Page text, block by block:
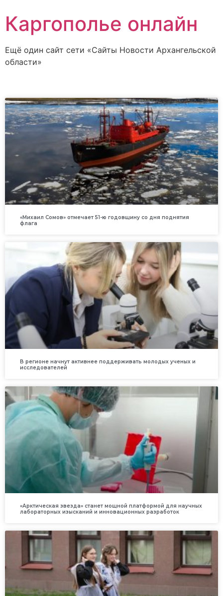
Каргополье онлайн
Ещё один сайт сети «Сайты Новости Архангельской
области»
«Михаил Сомов» отмечает 51-ю годовщину со дня поднятия
флага
В регионе начнут активнее поддерживать молодых ученых и
исследователей
«Арктическая звезда» станет мощной платформой для научных
лабораторных изысканий и инновационных разработок